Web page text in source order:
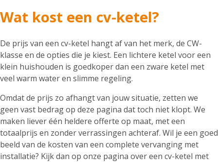
Wat kost een cv-ketel?
De prijs van een cv-ketel hangt af van het merk, de CW-
klasse en de opties die je kiest. Een lichtere ketel voor een
klein huishouden is goedkoper dan een zware ketel met
veel warm water en slimme regeling.
Omdat de prijs zo afhangt van jouw situatie, zetten we
geen vast bedrag op deze pagina dat toch niet klopt. We
maken liever één heldere offerte op maat, met een
totaalprijs en zonder verrassingen achteraf. Wil je een goed
beeld van de kosten van een complete vervanging met
installatie? Kijk dan op onze pagina over een cv-ketel met